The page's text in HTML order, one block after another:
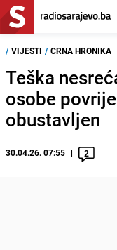
/ VIJESTI / CRNA HRONIKA
Teška
osobe
obustavljen
30.04.26. 07:55 2